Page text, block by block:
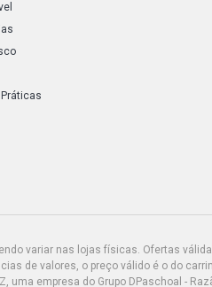
variar nas lojas físicas. Ofertas
de valores, o preço válido é o do
uma empresa do Grupo DPaschoal -